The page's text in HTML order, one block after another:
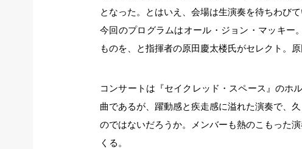
となった。とはいえ、会場は生演奏を待ちわび
今回のプログラムはオール・ジョン・マッキー
ものを、と指揮者の原田慶太楼氏がセレクト。
コンサートは『セイクレッド・スペース』のホ
曲であるが、躍動感と疾走感に溢れた演奏で、
のではないだろうか。メンバーも熱のこもった
くる。